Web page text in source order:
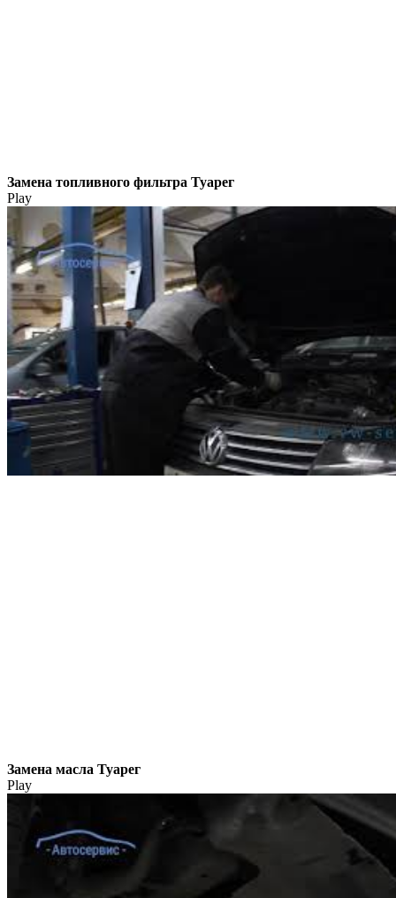
Замена топливного фильтра Туарег
Play
Замена масла Туарег
Play